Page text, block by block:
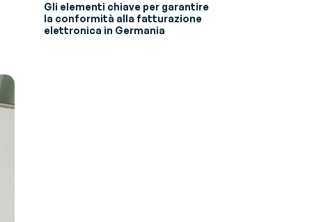
Gli elementi chiave per garantire
la conformità alla fatturazione
elettronica in Germania